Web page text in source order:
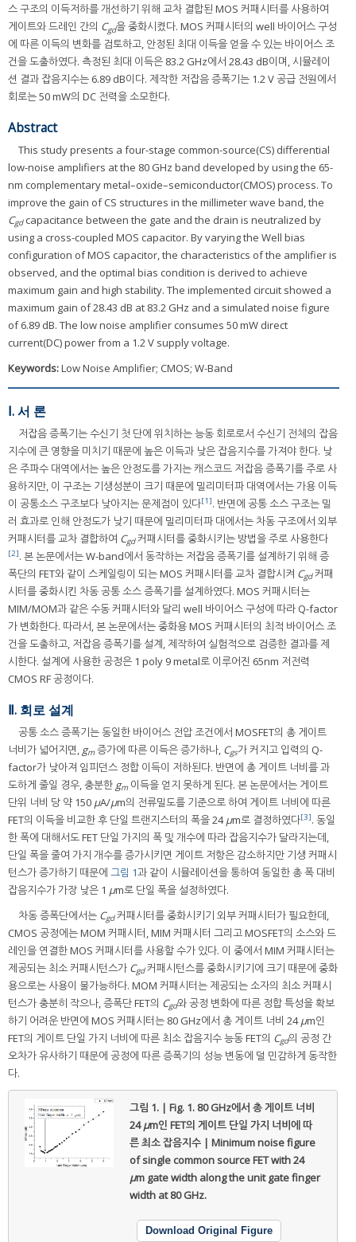
스 구조의 이득저하를 개선하기 위해 교차 결합된 MOS 커패시터를 사용하여
게이트와 드레인 간의 Cgd을 중화시켰다. MOS 커패시터의 well 바이어스 구성
에 따른 이득의 변화를 검토하고, 안정된 최대 이득을 얻을 수 있는 바이어스 조
건을 도출하였다. 측정된 최대 이득은 83.2 GHz에서 28.43 dB이며, 시뮬레이
션 결과 잡음지수는 6.89 dB이다. 제작한 저잡음 증폭기는 1.2 V 공급 전원에서
회로는 50 mW의 DC 전력을 소모한다.
Abstract
This study presents a four-stage common-source(CS) differential
low-noise amplifiers at the 80 GHz band developed by using the 65-
nm complementary metal–oxide–semiconductor(CMOS) process. To
improve the gain of CS structures in the millimeter wave band, the
Cgdcapacitance between the gate and the drain is neutralized by
using a cross-coupled MOS capacitor. By varying the Well bias
configuration of MOS capacitor, the characteristics of the amplifier is
observed, and the optimal bias condition is derived to achieve
maximum gain and high stability. The implemented circuit showed a
maximum gain of 28.43 dB at 83.2 GHz and a simulated noise figure
of 6.89 dB. The low noise amplifier consumes 50 mW direct
current(DC) power from a 1.2 V supply voltage.
Keywords:Low Noise Amplifier; CMOS; W-Band
Ⅰ. 서 론
저잡음 증폭기는 수신기 첫 단에 위치하는 능동 회로로서 수신기 전체의 잡음
지수에 큰 영향을 미치기 때문에 높은 이득과 낮은 잡음지수를 가져야 한다. 낮
은 주파수 대역에서는 높은 안정도를 가지는 캐스코드 저잡음 증폭기를 주로 사
용하지만, 이 구조는 기생성분이 크기 때문에 밀리미터파 대역에서는 가용 이득
이 공통소스 구조보다 낮아지는 문제점이 있다[1]. 반면에 공통 소스 구조는 밀
러 효과로 인해 안정도가 낮기 때문에 밀리미터파 대에서는 차동 구조에서 외부
커패시터를 교차 결합하여 Cgd커패시터를 중화시키는 방법을 주로 사용한다
[2]. 본 논문에서는 W-band에서 동작하는 저잡음 증폭기를 설계하기 위해 증
폭단의 FET와 같이 스케일링이 되는 MOS 커패시터를 교차 결합시켜 Cgd커패
시터를 중화시킨 차동 공통 소스 증폭기를 설계하였다. MOS 커패시터는
MIM/MOM과 같은 수동 커패시터와 달리 well 바이어스 구성에 따라 Q-factor
가 변화한다. 따라서, 본 논문에서는 중화용 MOS 커패시터의 최적 바이어스 조
건을 도출하고, 저잡음 증폭기를 설계, 제작하여 실험적으로 검증한 결과를 제
시한다. 설계에 사용한 공정은 1 poly 9 metal로 이루어진 65nm 저전력
CMOS RF 공정이다.
Ⅱ. 회로 설계
공통 소스 증폭기는 동일한 바이어스 전압 조건에서 MOSFET의 총 게이트
너비가 넓어지면, gm 증가에 따른 이득은 증가하나, Cgs가 커지고 입력의 Q-
factor가 낮아져 임피던스 정합 이득이 저하된다. 반면에 총 게이트 너비를 과
도하게 줄일 경우, 충분한 gm 이득을 얻지 못하게 된다. 본 논문에서는 게이트
단위 너비 당 약 150 μA/μm의 전류밀도를 기준으로 하여 게이트 너비에 따른
FET의 이득을 비교한 후 단일 트랜지스터의 폭을 24μm로 결정하였다[3]. 동일
한 폭에 대해서도 FET 단일 가지의 폭 및 개수에 따라 잡음지수가 달라지는데,
단일 폭을 줄여 가지 개수를 증가시키면 게이트 저항은 감소하지만 기생 커패시
턴스가 증가하기 때문에 그림 1과 같이 시뮬레이션을 통하여 동일한 총 폭 대비
잡음지수가 가장 낮은 1 μm로 단일 폭을 설정하였다.
차동 증폭단에서는 Cgd커패시터를 중화시키기 외부 커패시터가 필요한데,
CMOS 공정에는 MOM 커패시터, MIM 커패시터 그리고 MOSFET의 소스와 드
레인을 연결한 MOS 커패시터를 사용할 수가 있다. 이 중에서 MIM 커패시터는
제공되는 최소 커패시턴스가 Cgd커패시턴스를 중화시키기에 크기 때문에 중화
용으로는 사용이 불가능하다. MOM 커패시터는 제공되는 소자의 최소 커패시
턴스가 충분히 작으나, 증폭단 FET의 Cgd와 공정 변화에 따른 정합 특성을 확보
하기 어려운 반면에 MOS 커패시터는 80 GHz에서 총 게이트 너비 24μm인
FET의 게이트 단일 가지 너비에 따른 최소 잡음지수 능동 FET의 Cgd의 공정 간
오차가 유사하기 때문에 공정에 따른 증폭기의 성능 변동에 덜 민감하게 동작한
다.
그림 1. | Fig. 1. 80 GHz에서 총 게이트 너비
24μm인 FET의 게이트 단일 가지 너비에 따
른 최소 잡음지수 | Minimum noise figure
of single common source FET with 24
μm gate width along the unit gate finger
width at 80 GHz.
Download Original Figure